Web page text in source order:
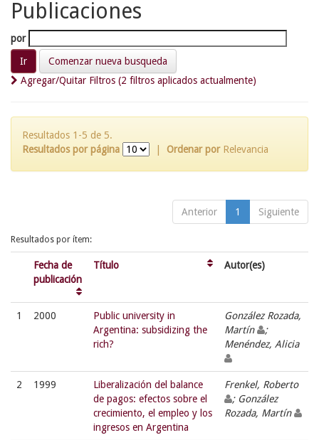
Publicaciones
por
Comenzar nueva busqueda
Agregar/Quitar Filtros (2 filtros aplicados actualmente)
Resultados 1-5 de 5.
Resultados por página
Ordenar por Relevancia
Anterior 1 Siguiente
Resultados por ítem:
Fecha de
publicación
Título Autor(es)
1 2000
Public university in
Argentina: subsidizing the
rich?
González Rozada,
Martín
;
Menéndez, Alicia
2 1999
Liberalización del balance
de pagos: efectos sobre el
crecimiento, el empleo y los
ingresos en Argentina
Frenkel, Roberto
; González
Rozada, Martín